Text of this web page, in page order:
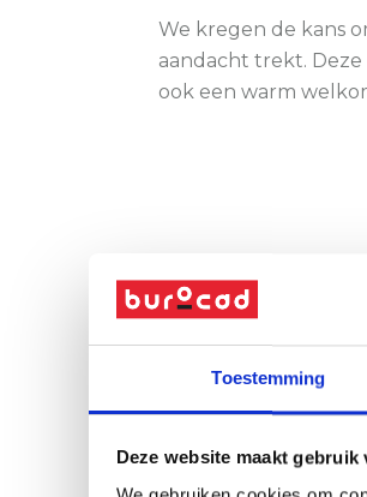
Toestemming
Deze website maakt gebruik
We kregen de kans
aandacht trekt.
ook een warm